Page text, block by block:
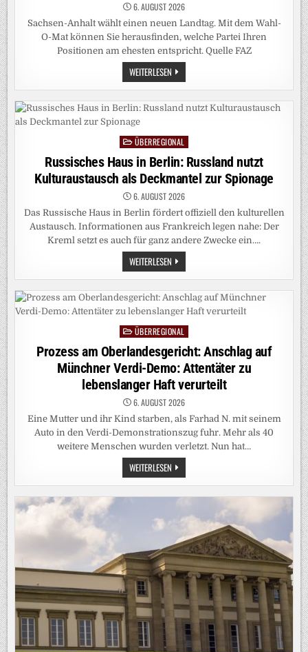
6. AUGUST 2026
Sachsen-Anhalt wählt einen neuen Landtag. Mit dem Wahl-
O-Mat können Sie herausfinden, welche Partei Ihren
Positionen am ehesten entspricht. Quelle FAZ
WEITERLESEN WAHL-
O-
MAT
SACHSEN-
ANHALT:
STEHT
IHNEN
BEI
DER
WAHL
IN
SACHSEN-
ANHALT
NÄCHSTEN?
PostedÜBERREGIONAL
Russisches Haus in Berlin: Russland nutzt
Kulturaustausch als Deckmantel zur Spionage
6. AUGUST 2026
Das Russische Haus in Berlin fördert offiziell den kulturellen
Austausch. Informationen aus Frankreich legen nahe: Der
Kreml setzt es auch für ganz andere Zwecke ein….
WEITERLESEN RUSSISCHES
HAUS
IN
BERLIN:
RUSSLAND
NUTZT
KULTURAUSTAUSCH
ALS
DECKMANTEL
ZUR
SPIONAGE
Posted
in
ÜBERREGIONAL
Prozess am Oberlandesgericht: Anschlag auf
Münchner Verdi-Demo: Attentäter zu
lebenslanger Haft verurteilt
6. AUGUST 2026
Eine Mutter und ihr Kind starben, als Farhad N. mit seinem
Auto in den Verdi-Demonstrationszug fuhr. Mehr als 40
weitere Menschen wurden verletzt. Nun hat…
WEITERLESEN PROZESS
AM
OBERLANDESGERICHT:
ANSCHLAG
MÜNCHNER
VERDI-
ATTENTÄTER
ZU
LEBENSLANGER
HAFT
VERURTEILT